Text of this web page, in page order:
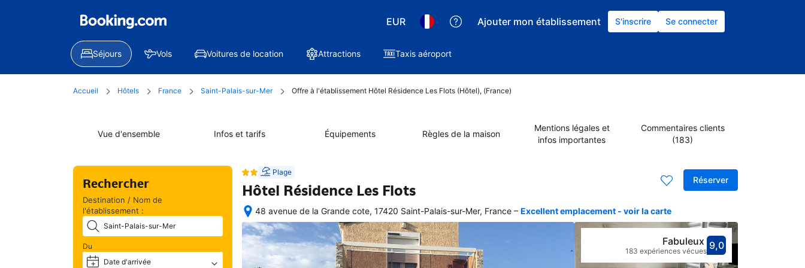
EUR Ajouter mon établissement S'inscrire Se connecter
Séjours Vols Voitures de location Attractions Taxis aéroport
Accueil Hôtels France Saint-Palais-sur-Mer Offre à l'établissement Hôtel Résidence Les Flots (Hôtel), (France)
Vue d'ensemble Infos et tarifs Équipements Règles de la maison
Mentions légales et
infos importantes
Commentaires clients
(183)
Rechercher
Destination / Nom de
l'établissement :
Du
+ Date d'arrivée
Réserver
Plage
Hôtel Résidence Les Flots
48 avenue de la Grande cote, 17420 Saint-Palais-sur-Mer, France
Excellente
situation
géographique
– Excellent emplacement - voir la carte
Avec une
9,0fabuleux
Fabuleux
183 expériences vécues